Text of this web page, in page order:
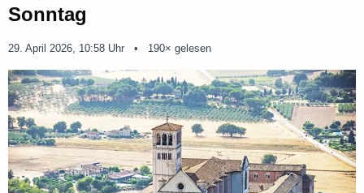
Sonntag
29. April 2026, 10:58 Uhr 190× gelesen